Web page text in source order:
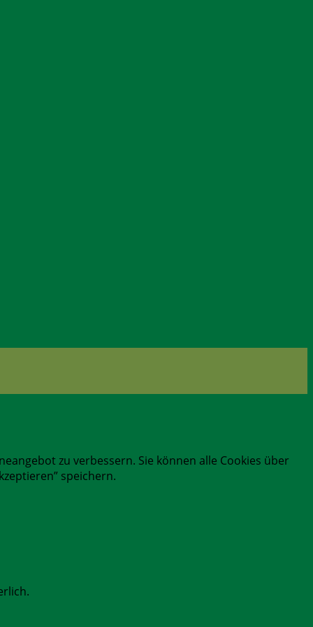
zu verbessern. Sie können alle Cookies über
speichern.